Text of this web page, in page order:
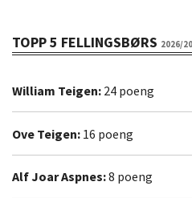
TOPP 5 FELLINGSBØRS 2026/
William Teigen: 24 poeng
Ove Teigen: 16 poeng
Alf Joar Aspnes:8 poeng